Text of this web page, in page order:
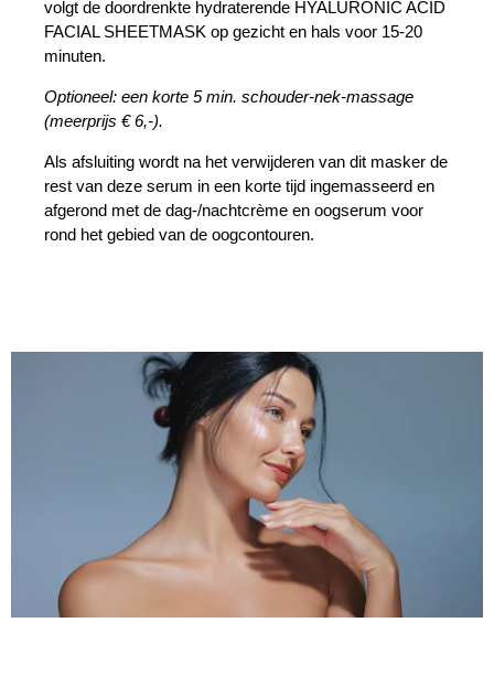
volgt de doordrenkte hydraterende HYALURONIC ACID
FACIAL SHEETMASK op gezicht en hals voor 15-20
minuten.
Optioneel: een korte 5 min. schouder-nek-massage
(meerprijs € 6,-).
Als afsluiting wordt na het verwijderen van dit masker de
rest van deze serum in een korte tijd ingemasseerd en
afgerond met de dag-/nachtcrème en oogserum voor
rond het gebied van de oogcontouren.